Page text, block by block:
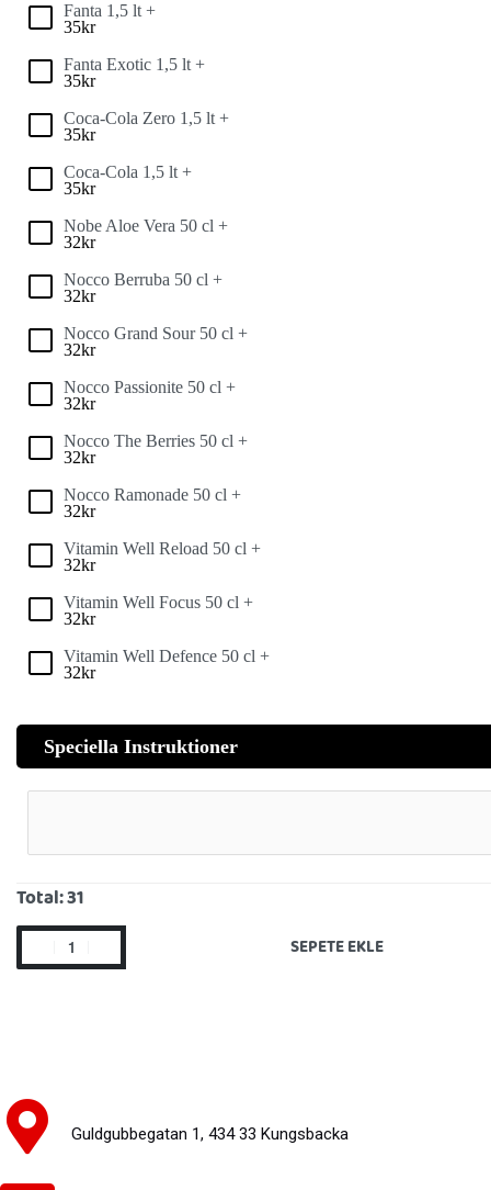
Fanta 1,5 lt +
35kr
Fanta Exotic 1,5 lt +
35kr
Coca-Cola Zero 1,5 lt +
35kr
Coca-Cola 1,5 lt +
35kr
Nobe Aloe Vera 50 cl +
32kr
Nocco Berruba 50 cl +
32kr
Nocco Grand Sour 50 cl +
32kr
Nocco Passionite 50 cl +
32kr
Nocco The Berries 50 cl +
32kr
Nocco Ramonade 50 cl +
32kr
Vitamin Well Reload 50 cl +
32kr
Vitamin Well Focus 50 cl +
32kr
Vitamin Well Defence 50 cl +
32kr
Speciella Instruktioner
Total:31
SEPETE EKLE
Guldgubbegatan 1, 434 33 Kungsbacka